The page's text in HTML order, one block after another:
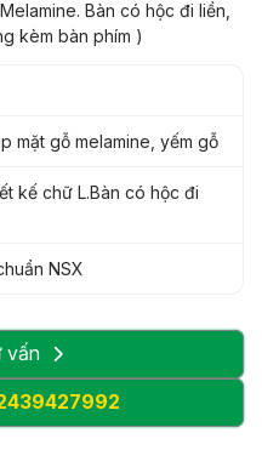
Bàn có hộc đi liền,
kèm bàn phím )
mặt gỗ melamine, yếm gỗ
kế chữ L.Bàn có hộc đi
NSX
vấn